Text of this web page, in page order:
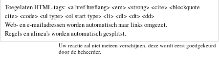
Toegelaten HTML-tags: <a href hreflang> <em> <strong> <cite> <blockquote
cite> <code> <ul type> <ol start type> <li> <dl> <dt> <dd>
Web- en e-mailadressen worden automatisch naar links omgezet.
Regels en alinea's worden automatisch gesplitst.
Uw reactie zal niet meteen verschijnen, deze wordt eerst goedgekeurd
door de beheerder.